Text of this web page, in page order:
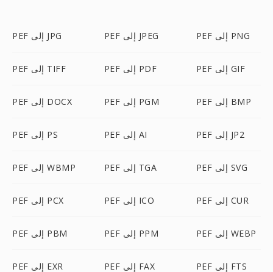
PEF إلى JPG PEF إلى JPEG PEF إلى PNG
PEF إلى TIFF PEF إلى PDF PEF إلى GIF
PEF إلى DOCX PEF إلى PGM PEF إلى BMP
PEF إلى PS PEF إلى AI PEF إلى JP2
PEF إلى WBMP PEF إلى TGA PEF إلى SVG
PEF إلى PCX PEF إلى ICO PEF إلى CUR
PEF إلى PBM PEF إلى PPM PEF إلى WEBP
PEF إلى EXR PEF إلى FAX PEF إلى FTS